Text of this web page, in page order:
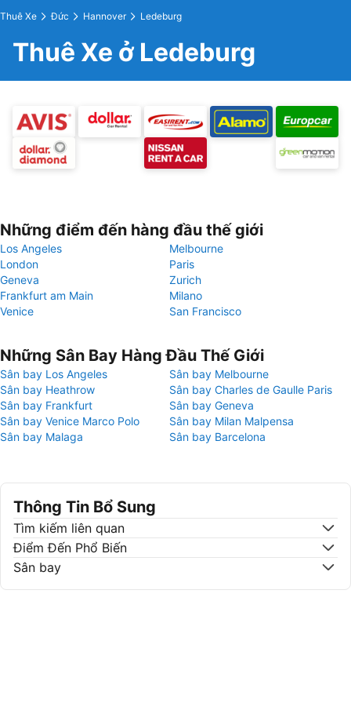
Thuê Xe Đức Hannover Ledeburg
Thuê Xe ở Ledeburg
Những điểm đến hàng đầu thế giới
Los Angeles
Melbourne
London
Paris
Geneva
Zurich
Frankfurt am Main
Milano
Venice
San Francisco
Những Sân Bay Hàng Đầu Thế Giới
Sân bay Los Angeles
Sân bay Melbourne
Sân bay Heathrow
Sân bay Charles de Gaulle Paris
Sân bay Frankfurt
Sân bay Geneva
Sân bay Venice Marco Polo
Sân bay Milan Malpensa
Sân bay Malaga
Sân bay Barcelona
Thông Tin Bổ Sung
Tìm kiếm liên quan
Điểm Đến Phổ Biến
Sân bay